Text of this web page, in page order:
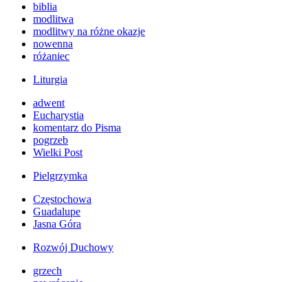
biblia
modlitwa
modlitwy na różne okazje
nowenna
różaniec
Liturgia
adwent
Eucharystia
komentarz do Pisma
pogrzeb
Wielki Post
Pielgrzymka
Częstochowa
Guadalupe
Jasna Góra
Rozwój Duchowy
grzech